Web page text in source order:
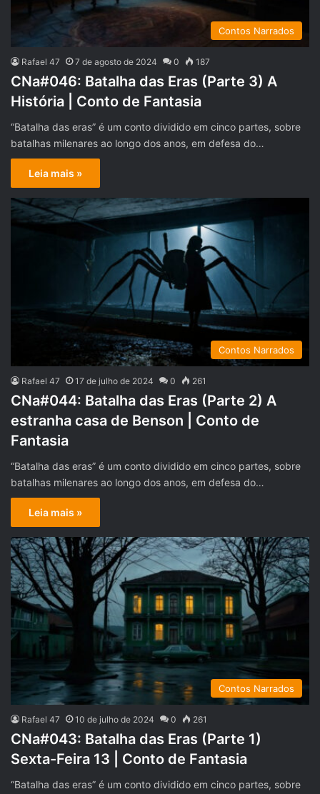
Contos Narrados
Rafael 47 7 de agosto de 2024 0 187
CNa#046: Batalha das Eras (Parte 3) A
História | Conto de Fantasia
“Batalha das eras” é um conto dividido em cinco partes, sobre
batalhas milenares ao longo dos anos, em defesa do…
Leia mais »
Contos Narrados
Rafael 47 17 de julho de 2024 0 261
CNa#044: Batalha das Eras (Parte 2) A
estranha casa de Benson | Conto de
Fantasia
“Batalha das eras” é um conto dividido em cinco partes, sobre
batalhas milenares ao longo dos anos, em defesa do…
Leia mais »
Contos Narrados
Rafael 47 10 de julho de 2024 0 261
CNa#043: Batalha das Eras (Parte 1)
Sexta-Feira 13 | Conto de Fantasia
“Batalha das eras” é um conto dividido em cinco partes, sobre